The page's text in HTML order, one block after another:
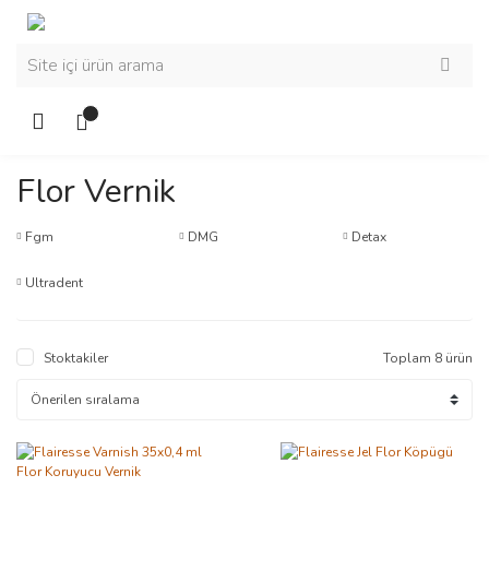
Flor Vernik
Fgm DMG Detax
Ultradent
Stoktakiler Toplam 8 ürün